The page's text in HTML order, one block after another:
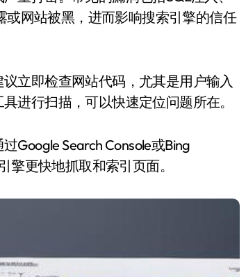
或网站被黑，进而影响搜索引擎的信任
立即检查网站代码，尤其是用户输入
进行扫描，可以快速定位问题所在。
Google Search Console或Bing
擎更快地抓取和索引页面。